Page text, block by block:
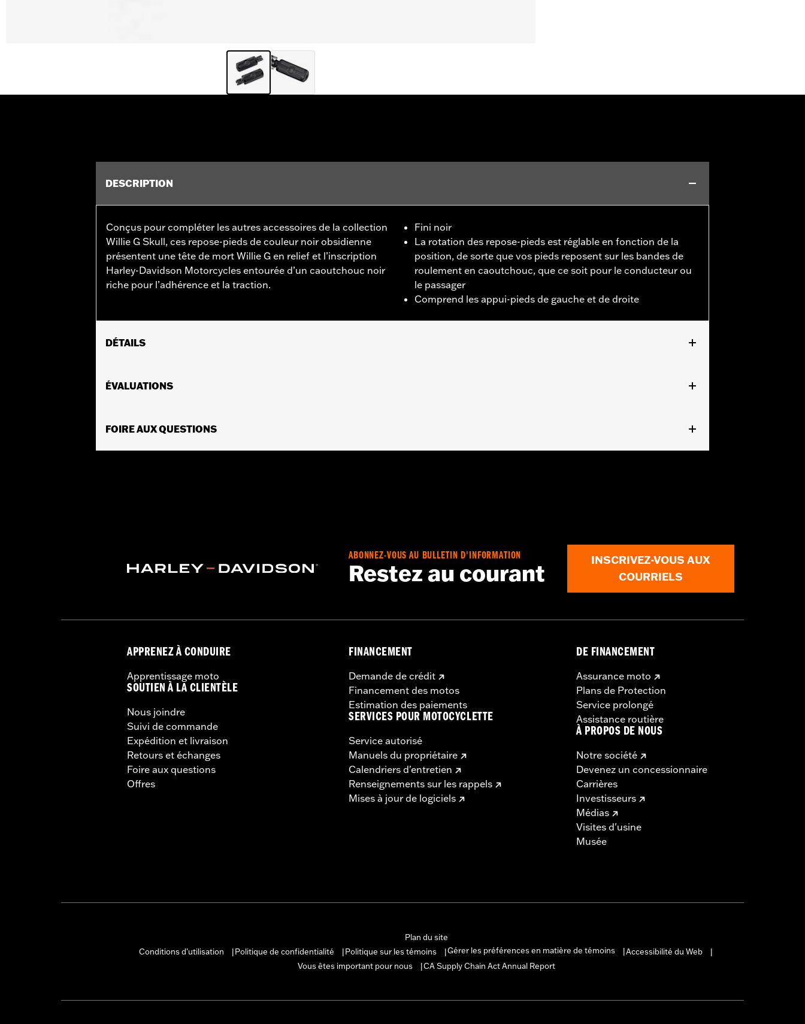
DESCRIPTION
Conçus pour compléter les autres accessoires de la collection
Willie G Skull, ces repose-pieds de couleur noir obsidienne
présentent une tête de mort Willie G en relief et l’inscription
Harley-Davidson Motorcycles entourée d’un caoutchouc noir
riche pour l’adhérence et la traction.
Fini noir
La rotation des repose-pieds est réglable en fonction de la
position, de sorte que vos pieds reposent sur les bandes de
roulement en caoutchouc, que ce soit pour le conducteur ou
le passager
Comprend les appui-pieds de gauche et de droite
DÉTAILS
modèles FLDE, FLHC, FLHCS, FLSL, FLFB et FLFBS 2018 à 2024 équipés de la trousse de conversion marchepieds à repose-pieds n°
50501642. Modèles FXD de 2026 et ultérieurs.
ÉVALUATIONS
FOIRE AUX QUESTIONS
ABONNEZ-VOUS AU BULLETIN D'INFORMATION
Restez au courant
INSCRIVEZ-VOUS AUX
COURRIELS
APPRENEZ À CONDUIRE
Apprentissage moto
SOUTIEN À LA CLIENTÈLE
Nous joindre
Suivi de commande
Expédition et livraison
Retours et échanges
Foire aux questions
Offres
FINANCEMENT
Demande de crédit
Financement des motos
Estimation des paiements
SERVICES POUR MOTOCYCLETTE
Service autorisé
Manuels du propriétaire
Calendriers d'entretien
Renseignements sur les rappels
Mises à jour de logiciels
DE FINANCEMENT
Assurance moto
Plans de Protection
Service prolongé
Assistance routière
À PROPOS DE NOUS
Notre société
Devenez un concessionnaire
Carrières
Investisseurs
Médias
Visites d'usine
Musée
Plan du site
Conditions d'utilisation
Politique de confidentialité Politique sur les témoins Gérer les préférences en matière de témoins Accessibilité du Web
Vous êtes important pour nous
CA Supply Chain Act Annual Report